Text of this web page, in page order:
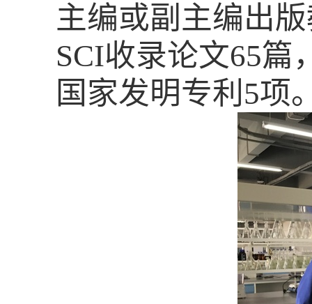
主编或副主编出
SCI收录论文65篇
国家发明专利 5项